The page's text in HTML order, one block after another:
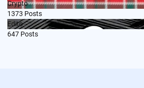
Crypto
1373 Posts
Edito
647 Posts